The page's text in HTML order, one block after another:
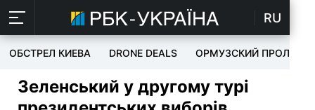
RU
ОБСТРЕЛ КИЕВА DRONE DEALS ОРМУЗСКИЙ ПРОЛИВ
Зеленський у другому турі